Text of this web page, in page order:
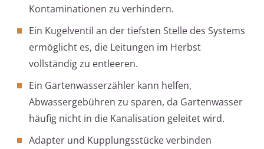
Kontaminationen zu verhindern.
Ein Kugelventil an der tiefsten Stelle des Systems
ermöglicht es, die Leitungen im Herbst
vollständig zu entleeren.
Ein Gartenwasserzähler kann helfen,
Abwassergebühren zu sparen, da Gartenwasser
häufig nicht in die Kanalisation geleitet wird.
Adapter und Kupplungsstücke verbinden